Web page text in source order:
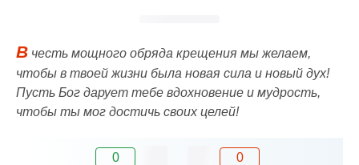
В честь мощного обряда крещения мы желаем,
чтобы в твоей жизни была новая сила и новый дух!
Пусть Бог дарует тебе вдохновение и мудрость,
чтобы ты мог достичь своих целей!
0 0